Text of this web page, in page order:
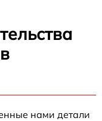
нами детали